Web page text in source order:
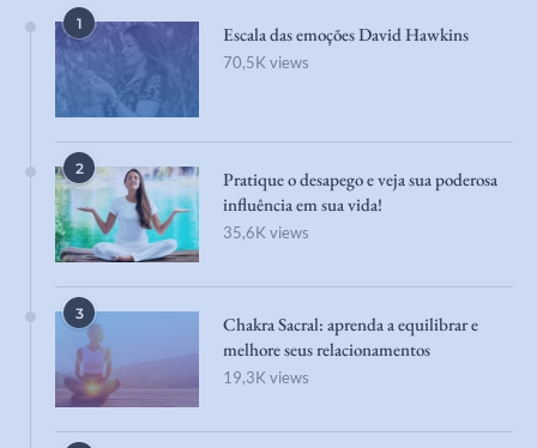
1 Escala das emoções David Hawkins
70,5K views
2
Pratique o desapego e veja sua poderosa
influência em sua vida!
35,6K views
3
Chakra Sacral: aprenda a equilibrar e
melhore seus relacionamentos
19,3K views